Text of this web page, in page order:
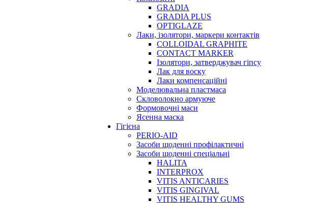
GRADIA
GRADIA PLUS
OPTIGLAZE
Лаки, ізолятори, маркери контактів
COLLOIDAL GRAPHITE
CONTACT MARKER
Ізолятори, затверджувач гіпсу
Лак для воску
Лаки компенсаційні
Моделювальна пластмаса
Скловолокно армуюче
Формовочні маси
Ясенна маска
Гігієна
PERIO-AID
Засоби щоденні профілактичні
Засоби щоденні спеціальні
HALITA
INTERPROX
VITIS ANTICARIES
VITIS GINGIVAL
VITIS HEALTHY GUMS